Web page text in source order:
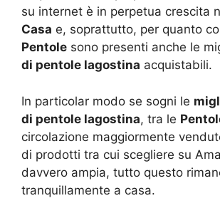
su internet è in perpetua crescita
Casa e, soprattutto, per quanto
Pentole sono presenti anche le
di pentole lagostina acquistabili.
In particolar modo se sogni le
di pentole lagostina, tra le
circolazione maggiormente
di prodotti tra cui scegliere su
davvero ampia, tutto questo
tranquillamente a casa.